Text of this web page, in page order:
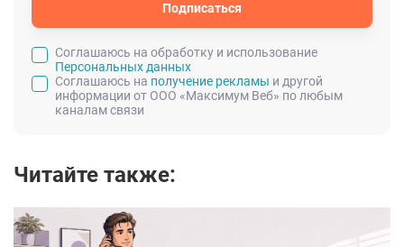
Подписаться
Cоглашаюсь на обработку и использование
Персональных данных
Соглашаюсь на получение рекламы и другой
информации от ООО «Максимум Веб» по любым
каналам связи
Читайте также: